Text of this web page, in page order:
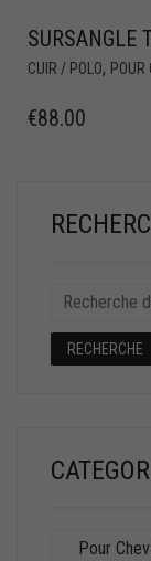
SURSANGLE
CUIR / POLO, POUR
€88.00
RECHERCHE
Pour